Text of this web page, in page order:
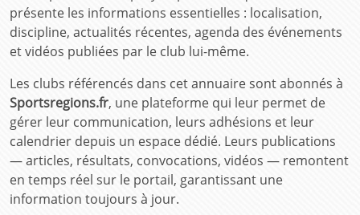
présente les informations essentielles : localisation,
discipline, actualités récentes, agenda des événements
et vidéos publiées par le club lui-même.
Les clubs référencés dans cet annuaire sont abonnés à
Sportsregions.fr, une plateforme qui leur permet de
gérer leur communication, leurs adhésions et leur
calendrier depuis un espace dédié. Leurs publications
— articles, résultats, convocations, vidéos — remontent
en temps réel sur le portail, garantissant une
information toujours à jour.